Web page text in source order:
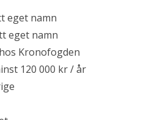
eget namn
eget namn
Kronofogden
120 000 kr / år